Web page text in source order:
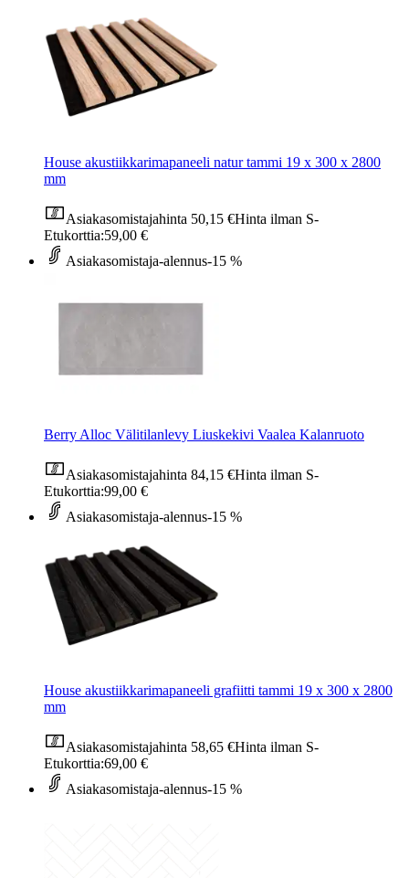
House akustiikkarimapaneeli natur tammi 19 x 300 x 2800
mm
Asiakasomistajahinta 50,15 €Hinta ilman S-
Etukorttia:59,00 €
Asiakasomistaja-alennus-15 %
Berry Alloc Välitilanlevy Liuskekivi Vaalea Kalanruoto
Asiakasomistajahinta 84,15 €Hinta ilman S-
Etukorttia:99,00 €
Asiakasomistaja-alennus-15 %
House akustiikkarimapaneeli grafiitti tammi 19 x 300 x 2800
mm
Asiakasomistajahinta 58,65 €Hinta ilman S-
Etukorttia:69,00 €
Asiakasomistaja-alennus-15 %